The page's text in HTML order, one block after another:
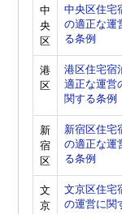
中
央
区
中央区住宅
の適正な運
る条例
港
区
港区住宅宿
適正な運営
関する条例
新
宿
区
新宿区住宅
の適正な運
る条例
文
京
文京区住宅
の運営に関